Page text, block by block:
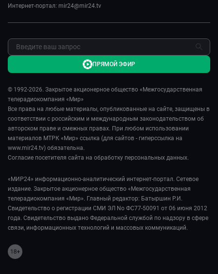
Пять причин поехать в...
Реклама
Обратная связь
Интернет-портал: mir24@mir24.tv
© 1992-2026. Закрытое акционерное общество «Межгосударственная
телерадиокомпания «Мир»
Все права на любые материалы, опубликованные на сайте, защищены в
соответствии с российским и международным законодательством об
авторском праве и смежных правах. При любом использовании
материалов МТРК «Мир» ссылка (для сайтов - гиперссылка на
www.mir24.tv) обязательна.
Согласие посетителя сайта на обработку персональных данных.
«МИР24» информационно-аналитический интернет-портал. Сетевое
издание. Закрытое акционерное общество «Межгосударственная
телерадиокомпания «Мир». Главный редактор: Батыршин Р.И.
Свидетельство о регистрации СМИ ЭЛ No ФС77-50091 от 06 июня 2012
года. Свидетельство выдано Федеральной службой по надзору в сфере
связи, информационных технологий и массовых коммуникаций.
ПРЯМОЙ ЭФИР